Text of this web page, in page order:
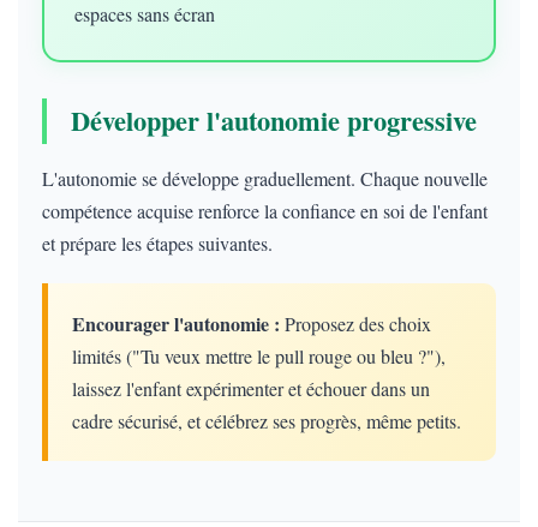
espaces sans écran
Développer l'autonomie progressive
L'autonomie se développe graduellement. Chaque nouvelle
compétence acquise renforce la confiance en soi de l'enfant
et prépare les étapes suivantes.
Encourager l'autonomie : Proposez des choix
limités ("Tu veux mettre le pull rouge ou bleu ?"),
laissez l'enfant expérimenter et échouer dans un
cadre sécurisé, et célébrez ses progrès, même petits.